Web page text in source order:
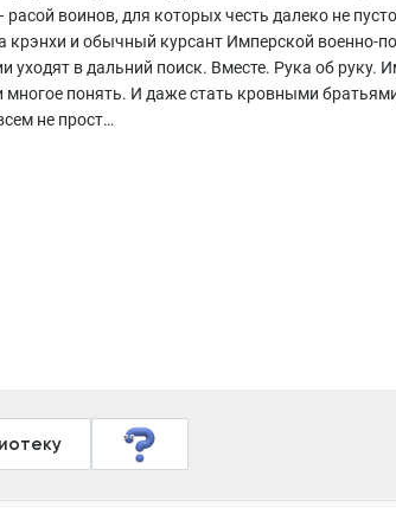
расой воинов, для которых честь далеко не
крэнхи и обычный курсант Имперской военно-
уходят в дальний поиск. Вместе. Рука об руку.
многое понять. И даже стать кровными
не прост…